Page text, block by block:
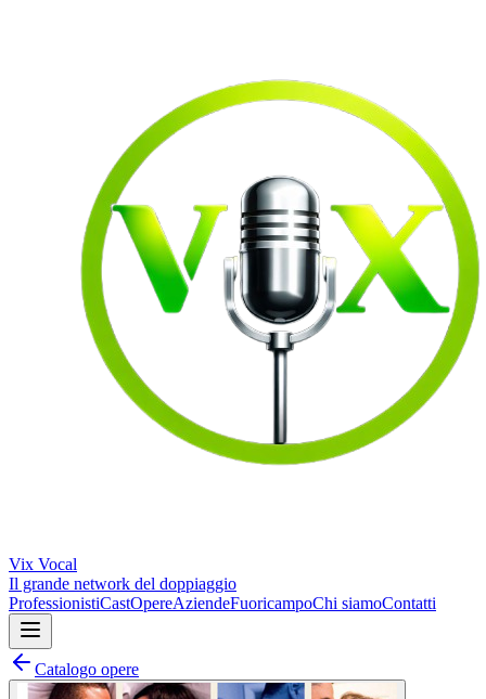
Vix Vocal
Il grande network del doppiaggio
ProfessionistiCastOpereAziendeFuoricampoChi siamoContatti
Catalogo opere